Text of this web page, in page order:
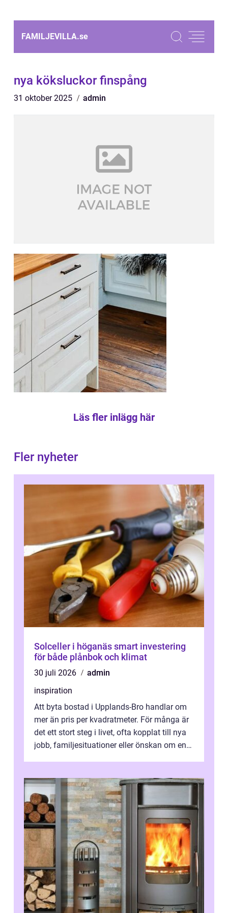
FAMILJEVILLA.se
nya köksluckor finspång
31 oktober 2025 admin
Läs fler inlägg här
Fler nyheter
Solceller i höganäs smart investering
för både plånbok och klimat
30 juli 2026
admin
inspiration
Att byta bostad i Upplands-Bro handlar om
mer än pris per kvadratmeter. För många är
det ett stort steg i livet, ofta kopplat till nya
jobb, familjesituationer eller önskan om en